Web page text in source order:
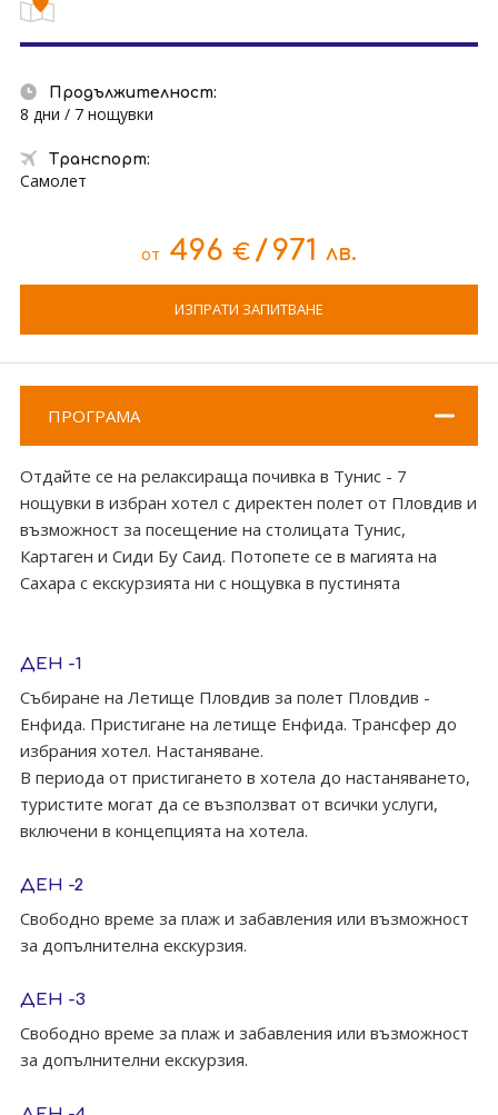
Продължителност:
8 дни / 7 нощувки
Транспорт:
Самолет
от 496 € /971 лв.
ИЗПРАТИ ЗАПИТВАНЕ
ПРОГРАМА
Отдайте се на релаксираща почивка в Тунис - 7
нощувки в избран хотел с директен полет от Пловдив и
възможност за посещение на столицата Тунис,
Картаген и Сиди Бу Саид. Потопете се в магията на
Сахара с екскурзията ни с нощувка в пустинята
ДЕН -1
Събиране на Летище Пловдив за полет Пловдив -
Енфида. Пристигане на летище Енфида. Трансфер до
избрания хотел. Настаняване.
В периода от пристигането в хотела до настаняването,
туристите могат да се възползват от всички услуги,
включени в концепцията на хотела.
ДЕН -2
Свободно време за плаж и забавления или възможност
за допълнителна екскурзия.
ДЕН -3
Свободно време за плаж и забавления или възможност
за допълнителни екскурзия.